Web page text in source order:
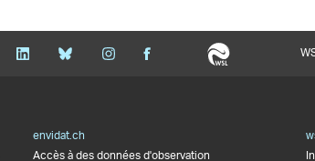
envidat.ch
Accès à des données d'observation